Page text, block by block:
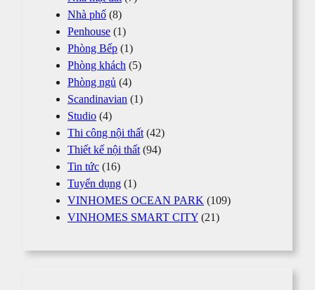
Nhà phố (8)
Penhouse (1)
Phòng Bếp (1)
Phòng khách (5)
Phòng ngủ (4)
Scandinavian (1)
Studio (4)
Thi công nội thất (42)
Thiết kế nội thất (94)
Tin tức (16)
Tuyển dụng (1)
VINHOMES OCEAN PARK (109)
VINHOMES SMART CITY (21)